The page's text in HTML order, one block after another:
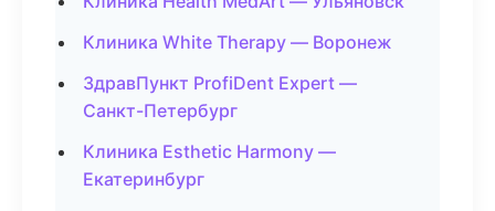
Клиника White Therapy — Воронеж
ЗдравПункт ProfiDent Expert —
Санкт-Петербург
Клиника Esthetic Harmony —
Екатеринбург